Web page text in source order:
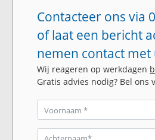
Contacteer ons via
of laat een bericht
nemen contact met
Wij reageren op werkdagen
Gratis advies nodig? Bel ons